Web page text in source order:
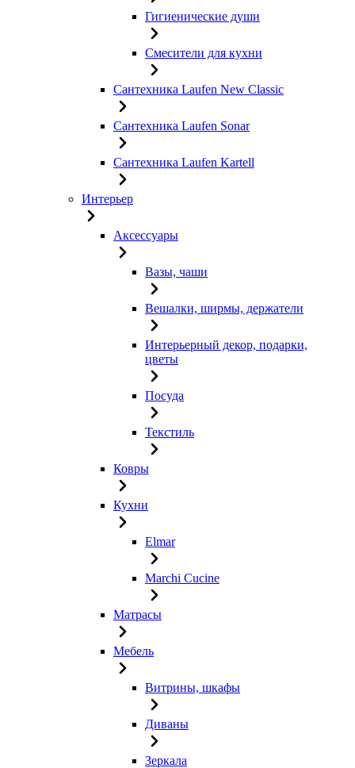
Гигиенические души
Смесители для кухни
Сантехника Laufen New Classic
Сантехника Laufen Sonar
Сантехника Laufen Kartell
Интерьер
Аксессуары
Вазы, чаши
Вешалки, ширмы, держатели
Интерьерный декор, подарки,
цветы
Посуда
Текстиль
Ковры
Кухни
Elmar
Marchi Cucine
Матрасы
Мебель
Витрины, шкафы
Диваны
Зеркала